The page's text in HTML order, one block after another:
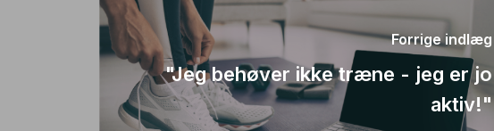
Forrige indlæg
"Jeg behøver ikke træne - jeg er jo
aktiv!"